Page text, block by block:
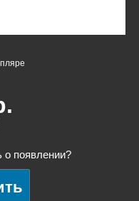
о появлении?